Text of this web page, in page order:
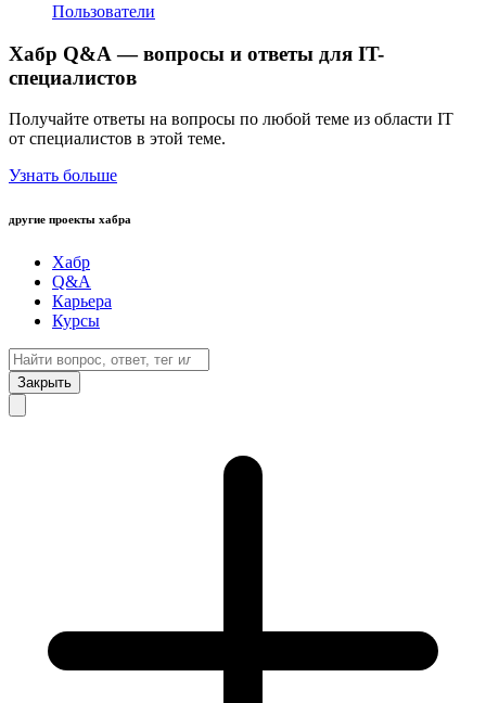
Пользователи
Хабр Q&A — вопросы и ответы для IT-
специалистов
Получайте ответы на вопросы по любой теме из области IT
от специалистов в этой теме.
Узнать больше
другие проекты хабра
Хабр
Q&A
Карьера
Курсы
Закрыть